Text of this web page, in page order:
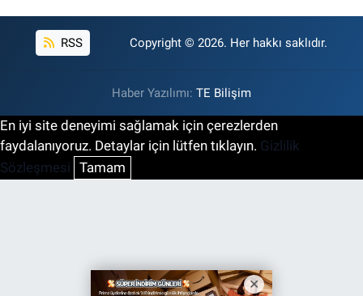
RSS Copyright © 2026. Her hakkı saklıdır.
Haber Yazılımı: TE Bilişim
En iyi site deneyimi sağlamak için çerezlerden
faydalanıyoruz. Detaylar için lütfen tıklayın. Gizlilik
Sözleşmesi Tamam